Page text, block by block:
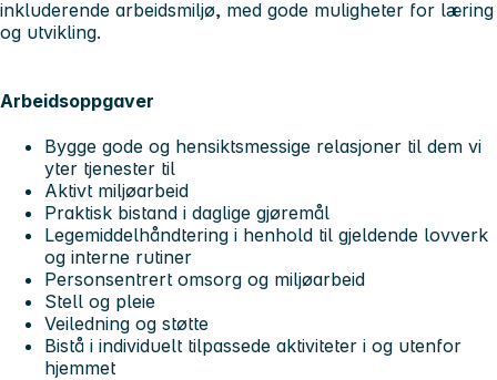
inkluderende arbeidsmiljø, med gode muligheter for læring
og utvikling.
Arbeidsoppgaver
Bygge gode og hensiktsmessige relasjoner til dem vi
yter tjenester til
Aktivt miljøarbeid
Praktisk bistand i daglige gjøremål
Legemiddelhåndtering i henhold til gjeldende lovverk
og interne rutiner
Personsentrert omsorg og miljøarbeid
Stell og pleie
Veiledning og støtte
Bistå i individuelt tilpassede aktiviteter i og utenfor
hjemmet